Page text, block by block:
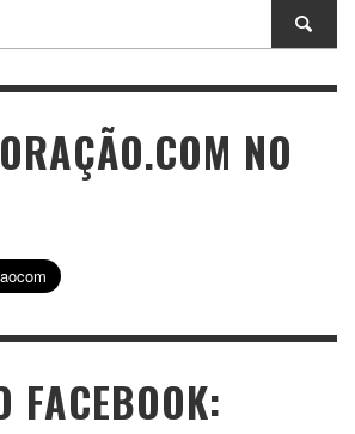
NO
FACEBOOK: